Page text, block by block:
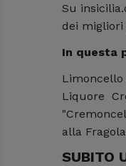
Su
dei
In questa
Liquore
alla
SUBITO